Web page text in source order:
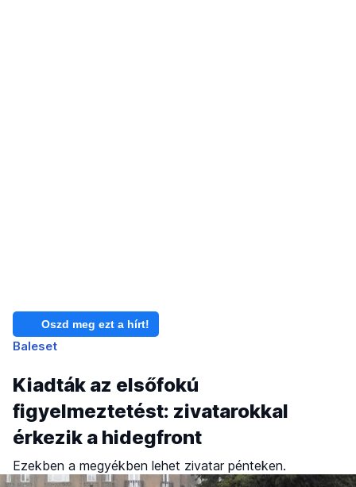
Oszd meg ezt a hírt!
Baleset
Kiadták az elsőfokú
figyelmeztetést: zivatarokkal
érkezik a hidegfront
Ezekben a megyékben lehet zivatar pénteken.